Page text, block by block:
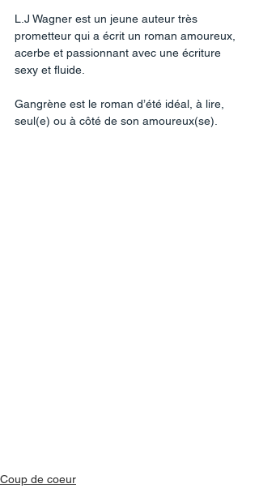
L.J Wagner est un jeune auteur très
prometteur qui a écrit un roman amoureux,
acerbe et passionnant avec une écriture
sexy et fluide.
Gangrène est le roman d’été idéal, à lire,
seul(e) ou à côté de son amoureux(se).
Coup de coeur